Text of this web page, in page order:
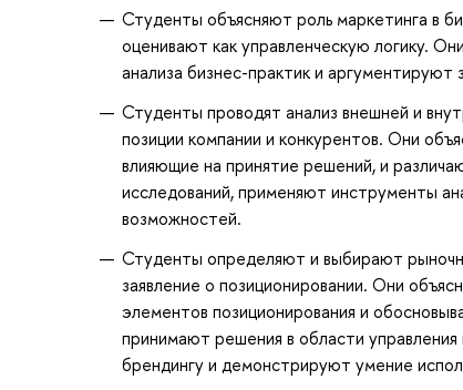
Студенты объясняют роль маркетинга в
оценивают как управленческую логику.
анализа бизнес-практик и аргументируют
Студенты проводят анализ внешней и
позиции компании и конкурентов. Они
влияющие на принятие решений, и
исследований, применяют инструменты
возможностей.
Студенты определяют и выбирают
заявление о позиционировании. Они
элементов позиционирования и
принимают решения в области
брендингу и демонстрируют умение